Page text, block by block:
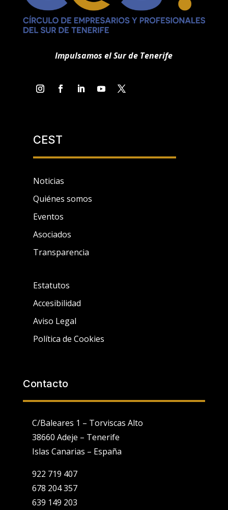
Impulsamos el Sur de Tenerife
CEST
Noticias
Quiénes somos
Eventos
Asociados
Transparencia
Estatutos
Accesibilidad
Aviso Legal
Política de Cookies
Contacto
C/Baleares 1 – Torviscas Alto
38660 Adeje – Tenerife
Islas Canarias – España
922 719 407
678 204 357
639 149 203